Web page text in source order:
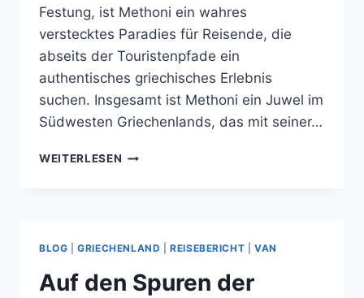
Festung, ist Methoni ein wahres
verstecktes Paradies für Reisende, die
abseits der Touristenpfade ein
authentisches griechisches Erlebnis
suchen. Insgesamt ist Methoni ein Juwel im
Südwesten Griechenlands, das mit seiner…
WEITERLESEN METHONI
SÜDWESTEN
GRIECHENLANDS
BLOG |GRIECHENLAND |REISEBERICHT |VAN
Auf den Spuren der